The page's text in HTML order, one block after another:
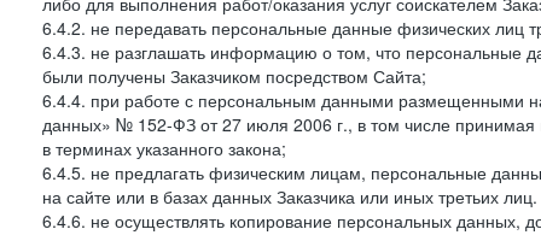
6.4.2. не передавать персональные данные физических лиц
6.4.3. не разглашать информацию о том, что персональные
были получены Заказчиком посредством Сайта;
6.4.4. при работе с персональным данными размещенными
данных» № 152-ФЗ от 27 июля 2006 г., в том числе принимая
в терминах указанного закона;
6.4.5. не предлагать физическим лицам, персональные
на сайте или в базах данных Заказчика или иных третьих лиц.
6.4.6. не осуществлять копирование персональных данных,